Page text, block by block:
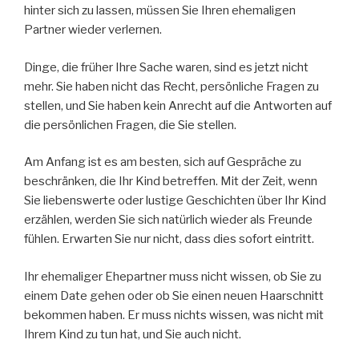
hinter sich zu lassen, müssen Sie Ihren ehemaligen
Partner wieder verlernen.
Dinge, die früher Ihre Sache waren, sind es jetzt nicht
mehr. Sie haben nicht das Recht, persönliche Fragen zu
stellen, und Sie haben kein Anrecht auf die Antworten auf
die persönlichen Fragen, die Sie stellen.
Am Anfang ist es am besten, sich auf Gespräche zu
beschränken, die Ihr Kind betreffen. Mit der Zeit, wenn
Sie liebenswerte oder lustige Geschichten über Ihr Kind
erzählen, werden Sie sich natürlich wieder als Freunde
fühlen. Erwarten Sie nur nicht, dass dies sofort eintritt.
Ihr ehemaliger Ehepartner muss nicht wissen, ob Sie zu
einem Date gehen oder ob Sie einen neuen Haarschnitt
bekommen haben. Er muss nichts wissen, was nicht mit
Ihrem Kind zu tun hat, und Sie auch nicht.